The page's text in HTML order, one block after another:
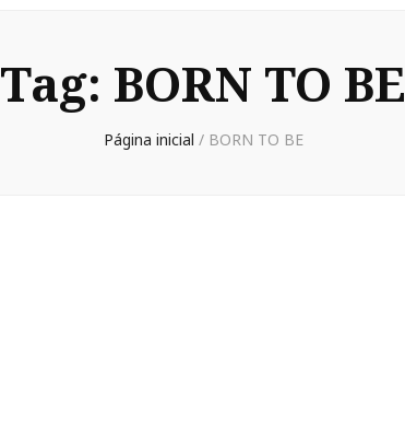
Tag: BORN TO BE
Página inicial / BORN TO BE